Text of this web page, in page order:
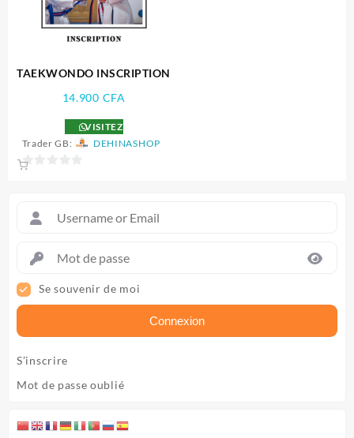
Se souvenir de moi
Connexion
S’inscrire
Mot de passe oublié
TAEKWONDO INSCRIPTION
14.900 CFA
VISITEZ
Trader GB:
DEHINASHOP